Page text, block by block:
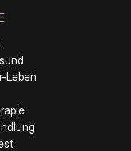
Leben